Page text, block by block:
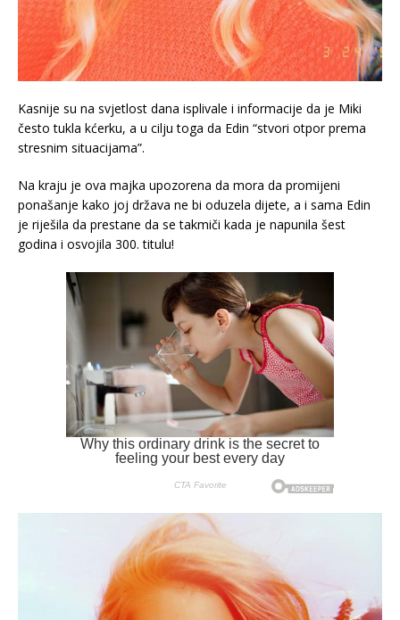
Kasnije su na svjetlost dana isplivale i informacije da je Miki
često tukla kćerku, a u cilju toga da Edin “stvori otpor prema
stresnim situacijama”.
Na kraju je ova majka upozorena da mora da promijeni
ponašanje kako joj država ne bi oduzela dijete, a i sama Edin
je riješila da prestane da se takmiči kada je napunila šest
godina i osvojila 300. titulu!